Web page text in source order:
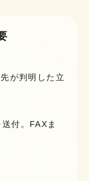
が判明した立
付。FAXま